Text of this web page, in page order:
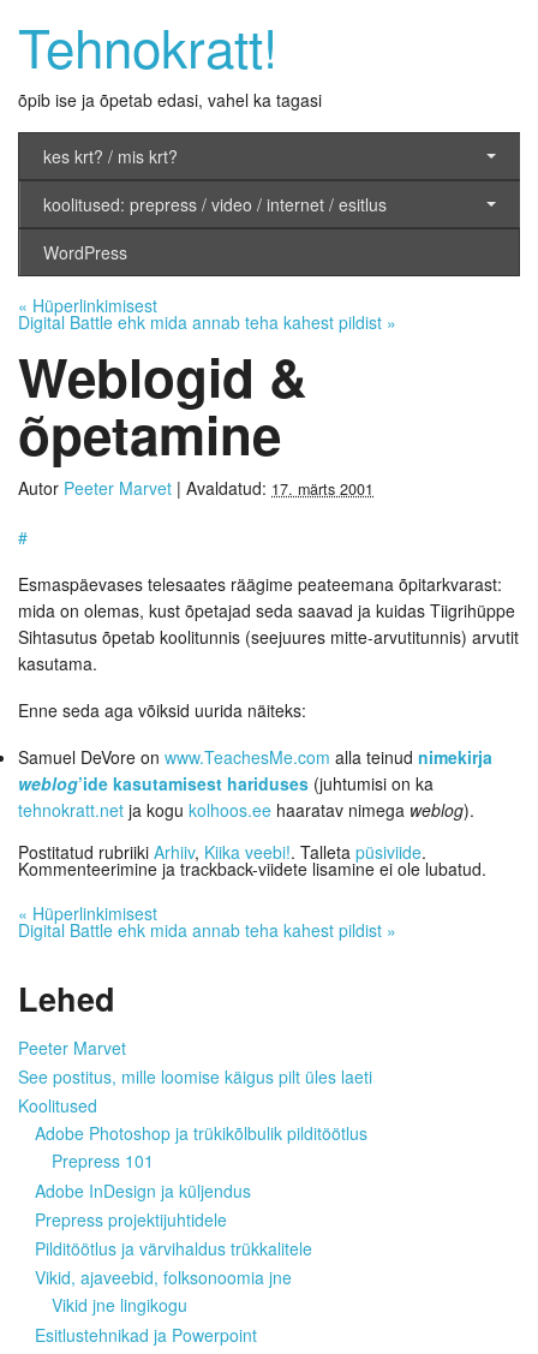
Tehnokratt!
õpib ise ja õpetab edasi, vahel ka tagasi
kes krt? / mis krt?
koolitused: prepress / video / internet / esitlus
WordPress
« Hüperlinkimisest
Digital Battle ehk mida annab teha kahest pildist »
Weblogid &
õpetamine
Autor Peeter Marvet | Avaldatud: 17. märts 2001
#
Esmaspäevases telesaates räägime peateemana õpitarkvarast:
mida on olemas, kust õpetajad seda saavad ja kuidas Tiigrihüppe
Sihtasutus õpetab koolitunnis (seejuures mitte-arvutitunnis) arvutit
kasutama.
Enne seda aga võiksid uurida näiteks:
Samuel DeVore on www.TeachesMe.com alla teinud nimekirja
weblog’ide kasutamisest hariduses (juhtumisi on ka
tehnokratt.net ja kogu kolhoos.ee haaratav nimega weblog).
Postitatud rubriiki Arhiiv, Kiika veebi!. Talleta püsiviide.
Kommenteerimine ja trackback-viidete lisamine ei ole lubatud.
« Hüperlinkimisest
Digital Battle ehk mida annab teha kahest pildist »
Lehed
Peeter Marvet
See postitus, mille loomise käigus pilt üles laeti
Koolitused
Adobe Photoshop ja trükikõlbulik pilditöötlus
Prepress 101
Adobe InDesign ja küljendus
Prepress projektijuhtidele
Pilditöötlus ja värvihaldus trükkalitele
Vikid, ajaveebid, folksonoomia jne
Vikid jne lingikogu
Esitlustehnikad ja Powerpoint